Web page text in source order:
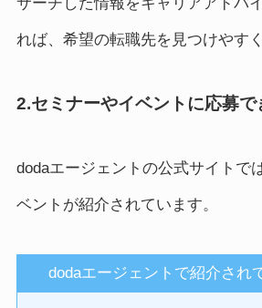
れば、希望の転職先を見つけやす
2.セミナーやイベントに応募で
dodaエージェントの公式サイトで
ベントが紹介されています。
dodaエージェントで紹介され